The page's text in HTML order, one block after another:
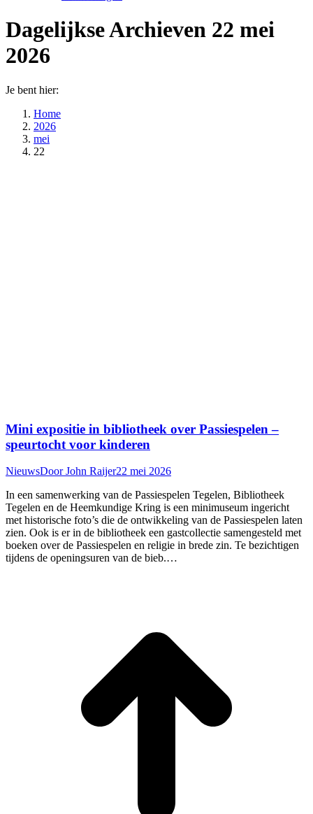
Dagelijkse Archieven 22 mei
2026
Je bent hier:
Home
2026
mei
22
Mini expositie in bibliotheek over Passiespelen –
speurtocht voor kinderen
NieuwsDoorJohn Raijer22 mei 2026
In een samenwerking van de Passiespelen Tegelen, Bibliotheek
Tegelen en de Heemkundige Kring is een minimuseum ingericht
met historische foto’s die de ontwikkeling van de Passiespelen laten
zien. Ook is er in de bibliotheek een gastcollectie samengesteld met
boeken over de Passiespelen en religie in brede zin. Te bezichtigen
tijdens de openingsuren van de bieb.…